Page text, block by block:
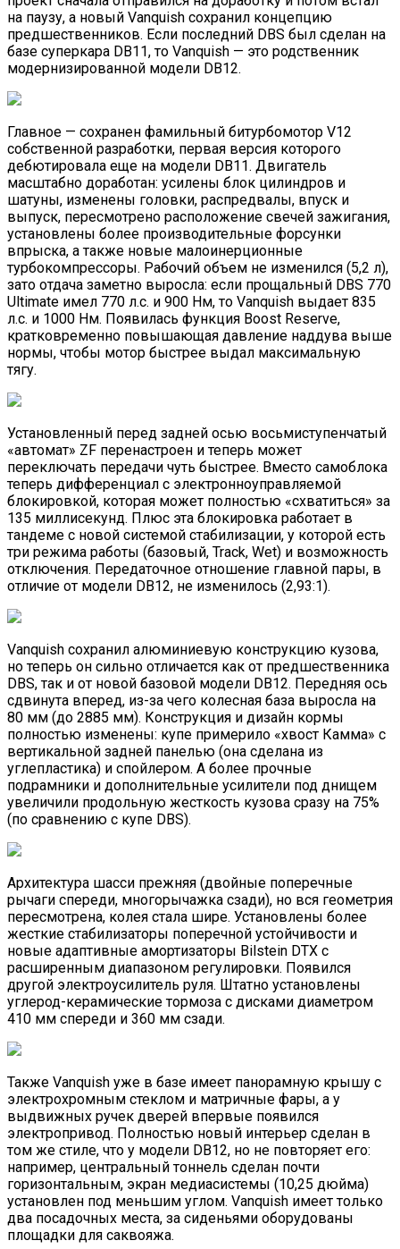
на паузу, а новый Vanquish сохранил концепцию
предшественников. Если последний DBS был сделан на
базе суперкара DB11, то Vanquish — это родственник
модернизированной модели DB12.
Главное — сохранен фамильный битурбомотор V12
собственной разработки, первая версия которого
дебютировала еще на модели DB11. Двигатель
масштабно доработан: усилены блок цилиндров и
шатуны, изменены головки, распредвалы, впуск и
выпуск, пересмотрено расположение свечей зажигания,
установлены более производительные форсунки
впрыска, а также новые малоинерционные
турбокомпрессоры. Рабочий объем не изменился (5,2 л),
зато отдача заметно выросла: если прощальный DBS 770
Ultimate имел 770 л.с. и 900 Нм, то Vanquish выдает 835
л.с. и 1000 Нм. Появилась функция Boost Reserve,
кратковременно повышающая давление наддува выше
нормы, чтобы мотор быстрее выдал максимальную
тягу.
Установленный перед задней осью восьмиступенчатый
«автомат» ZF перенастроен и теперь может
переключать передачи чуть быстрее. Вместо самоблока
теперь дифференциал с электронноуправляемой
блокировкой, которая может полностью «схватиться» за
135 миллисекунд. Плюс эта блокировка работает в
тандеме с новой системой стабилизации, у которой есть
три режима работы (базовый, Track, Wet) и возможность
отключения. Передаточное отношение главной пары, в
отличие от модели DB12, не изменилось (2,93:1).
Vanquish сохранил алюминиевую конструкцию кузова,
но теперь он сильно отличается как от предшественника
DBS, так и от новой базовой модели DB12. Передняя ось
сдвинута вперед, из-за чего колесная база выросла на
80 мм (до 2885 мм). Конструкция и дизайн кормы
полностью изменены: купе примерило «хвост Камма» с
вертикальной задней панелью (она сделана из
углепластика) и спойлером. А более прочные
подрамники и дополнительные усилители под днищем
увеличили продольную жесткость кузова сразу на 75%
(по сравнению с купе DBS).
Архитектура шасси прежняя (двойные поперечные
рычаги спереди, многорычажка сзади), но вся геометрия
пересмотрена, колея стала шире. Установлены более
жесткие стабилизаторы поперечной устойчивости и
новые адаптивные амортизаторы Bilstein DTX с
расширенным диапазоном регулировки. Появился
другой электроусилитель руля. Штатно установлены
углерод-керамические тормоза с дисками диаметром
410 мм спереди и 360 мм сзади.
Также Vanquish уже в базе имеет панорамную крышу с
электрохромным стеклом и матричные фары, а у
выдвижных ручек дверей впервые появился
электропривод. Полностью новый интерьер сделан в
том же стиле, что у модели DB12, но не повторяет его:
например, центральный тоннель сделан почти
горизонтальным, экран медиасистемы (10,25 дюйма)
установлен под меньшим углом. Vanquish имеет только
два посадочных места, за сиденьями оборудованы
площадки для саквояжа.